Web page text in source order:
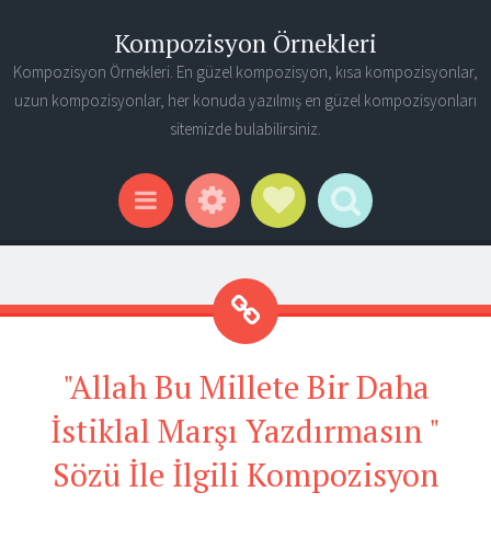
Kompozisyon Örnekleri
Kompozisyon Örnekleri. En güzel kompozisyon, kısa kompozisyonlar,
uzun kompozisyonlar, her konuda yazılmış en güzel kompozisyonları
sitemizde bulabilirsiniz.
Menu WidgetsSocial Links
Search
"Allah Bu Millete Bir Daha
İstiklal Marşı Yazdırmasın "
Sözü İle İlgili Kompozisyon